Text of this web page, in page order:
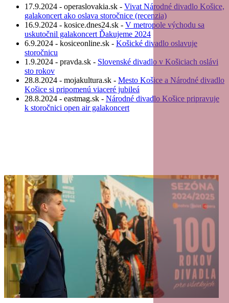
17.9.2024 - operaslovakia.sk - Vivat Národné divadlo Košice,
galakoncert ako oslava storočnice (recenzia)
16.9.2024 - kosice.dnes24.sk - V metropole východu sa
uskutočnil galakoncert Ďakujeme 2024
6.9.2024 - kosiceonline.sk - Košické divadlo oslavuje
storočnicu
1.9.2024 - pravda.sk - Slovenské divadlo v Košiciach oslávi
sto rokov
28.8.2024 - mojakultura.sk - Mesto Košice a Národné divadlo
Košice si pripomenú viaceré jubileá
28.8.2024 - eastmag.sk - Národné divadlo Košice pripravuje
k storočnici open air galakoncert